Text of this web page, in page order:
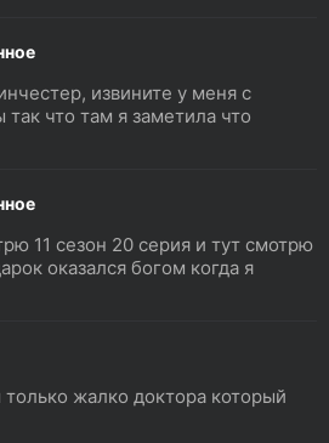
извините у меня с
что там я заметила что
11 сезон 20 серия и тут смотрю
оказался богом когда я
жалко доктора который